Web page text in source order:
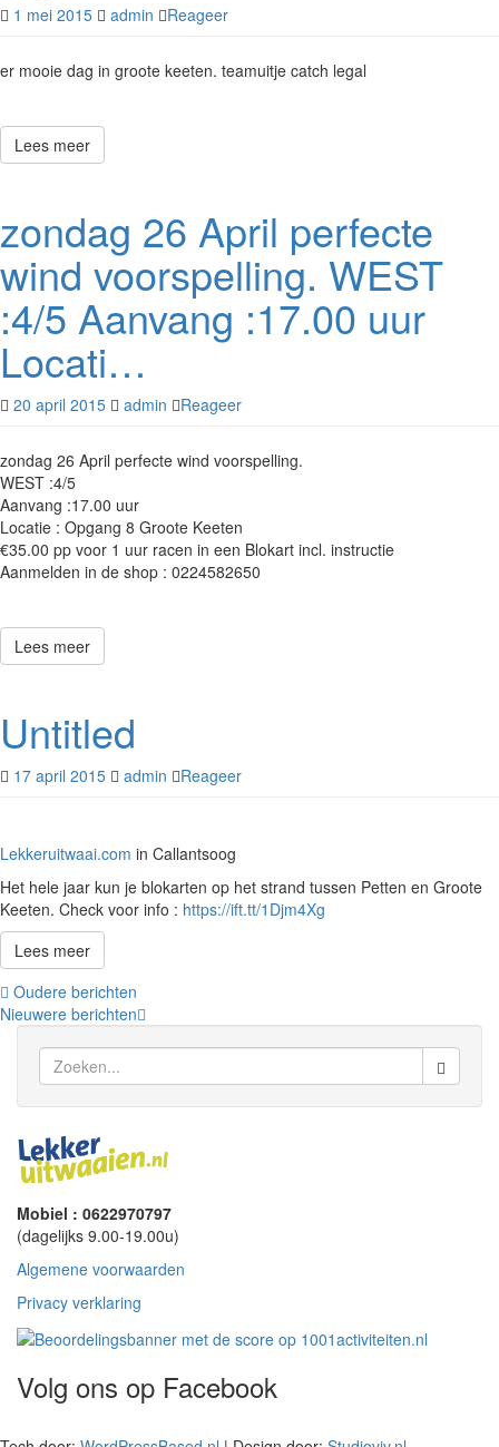
1 mei 2015 admin Reageer
er mooie dag in groote keeten. teamuitje catch legal
Lees meer
zondag 26 April perfecte
wind voorspelling. WEST
:4/5 Aanvang :17.00 uur
Locati…
20 april 2015 admin Reageer
zondag 26 April perfecte wind voorspelling.
WEST :4/5
Aanvang :17.00 uur
Locatie : Opgang 8 Groote Keeten
€35.00 pp voor 1 uur racen in een Blokart incl. instructie
Aanmelden in de shop : 0224582650
Lees meer
Untitled
17 april 2015 admin Reageer
Lekkeruitwaai.com in Callantsoog
Het hele jaar kun je blokarten op het strand tussen Petten en Groote
Keeten. Check voor info : https://ift.tt/1Djm4Xg
Lees meer
Berichten
navigatie
Oudere berichten
Nieuwere berichten
Mobiel : 0622970797
(dagelijks 9.00-19.00u)
Algemene voorwaarden
Privacy verklaring
Volg ons op Facebook